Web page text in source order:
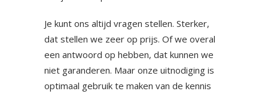
Je kunt ons altijd vragen stellen. Sterker,
dat stellen we zeer op prijs. Of we overal
een antwoord op hebben, dat kunnen we
niet garanderen. Maar onze uitnodiging is
optimaal gebruik te maken van de kennis